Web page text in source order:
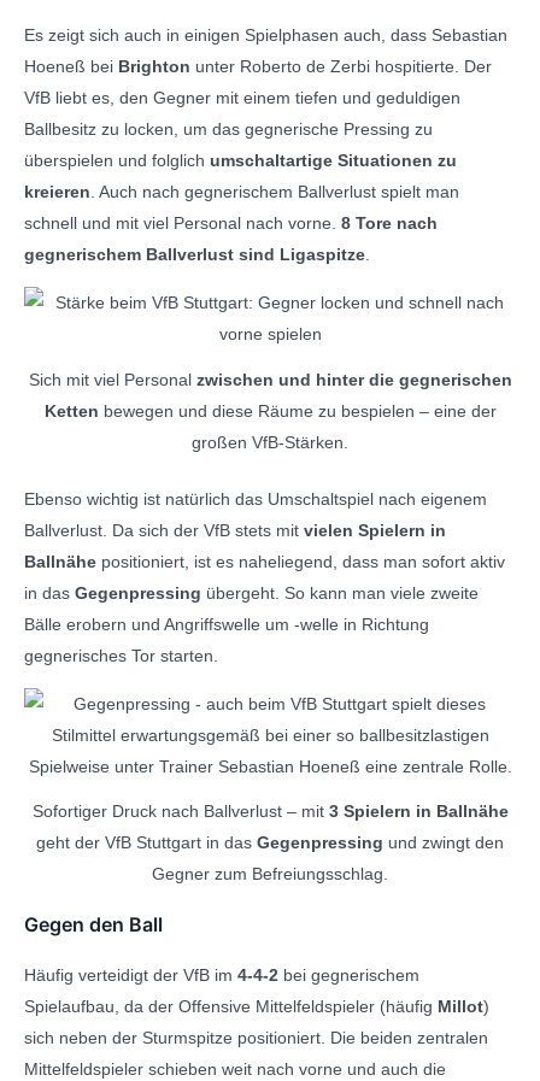
Es zeigt sich auch in einigen Spielphasen auch, dass Sebastian
Hoeneß bei Brighton unter Roberto de Zerbi hospitierte. Der
VfB liebt es, den Gegner mit einem tiefen und geduldigen
Ballbesitz zu locken, um das gegnerische Pressing zu
überspielen und folglich umschaltartige Situationen zu
kreieren. Auch nach gegnerischem Ballverlust spielt man
schnell und mit viel Personal nach vorne. 8 Tore nach
gegnerischem Ballverlust sind Ligaspitze.
Sich mit viel Personal zwischen und hinter die gegnerischen
Ketten bewegen und diese Räume zu bespielen – eine der
großen VfB-Stärken.
Ebenso wichtig ist natürlich das Umschaltspiel nach eigenem
Ballverlust. Da sich der VfB stets mit vielen Spielern in
Ballnähe positioniert, ist es naheliegend, dass man sofort aktiv
in das Gegenpressing übergeht. So kann man viele zweite
Bälle erobern und Angriffswelle um -welle in Richtung
gegnerisches Tor starten.
Sofortiger Druck nach Ballverlust – mit 3 Spielern in Ballnähe
geht der VfB Stuttgart in das Gegenpressing und zwingt den
Gegner zum Befreiungsschlag.
Gegen den Ball
Häufig verteidigt der VfB im 4-4-2 bei gegnerischem
Spielaufbau, da der Offensive Mittelfeldspieler (häufig Millot)
sich neben der Sturmspitze positioniert. Die beiden zentralen
Mittelfeldspieler schieben weit nach vorne und auch die